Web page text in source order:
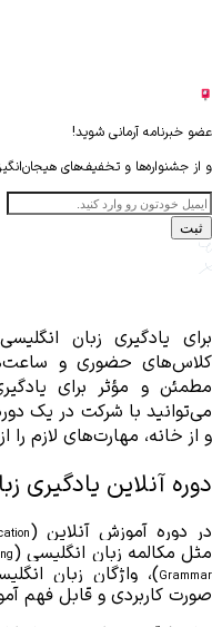
شوید!
و تخفیف‌های هیجان‌انگیز آرمانی
زبان انگلیسی (
برای یادگیری زبان (
یاد بگیرید.
یادگیری زبان
آنلاین ( Online Education
زبان انگلیسی ( Speaking
زبان انگلیسی (
و قابل فهم آموزش داده